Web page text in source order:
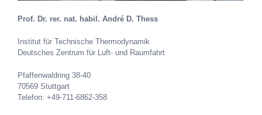
Prof. Dr. rer. nat. habil. André D. Thess
Institut für Technische Thermodynamik
Deutsches Zentrum für Luft- und Raumfahrt
Pfaffenwaldring 38-40
70569 Stuttgart
Telefon: +49-711-6862-358